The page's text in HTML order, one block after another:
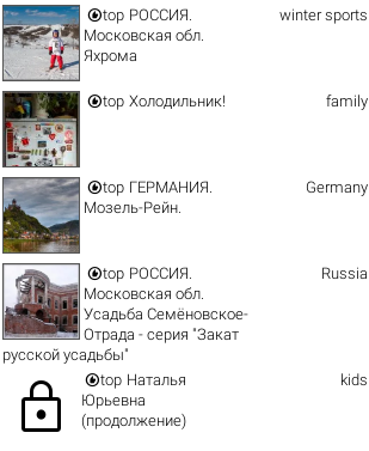
top РОССИЯ.
Московская обл.
Яхрома
winter sports
top Холодильник! family
top ГЕРМАНИЯ.
Мозель-Рейн.
Germany
top РОССИЯ.
Московская обл.
Усадьба Семёновское-
Отрада - серия "Закат
русской усадьбы"
Russia
lock top Наталья
Юрьевна
(продолжение)
kids